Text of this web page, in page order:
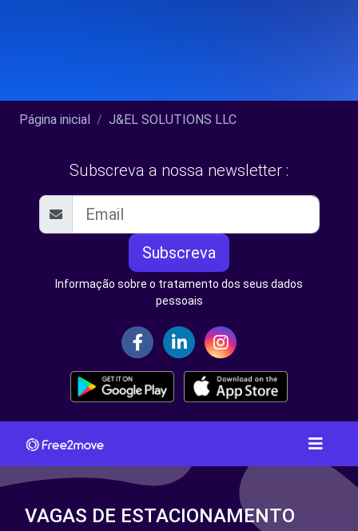
Página inicial J&EL SOLUTIONS LLC
Subscreva a nossa newsletter :
Subscreva
Informação sobre o tratamento dos seus dados
pessoais
VAGAS DE ESTACIONAMENTO